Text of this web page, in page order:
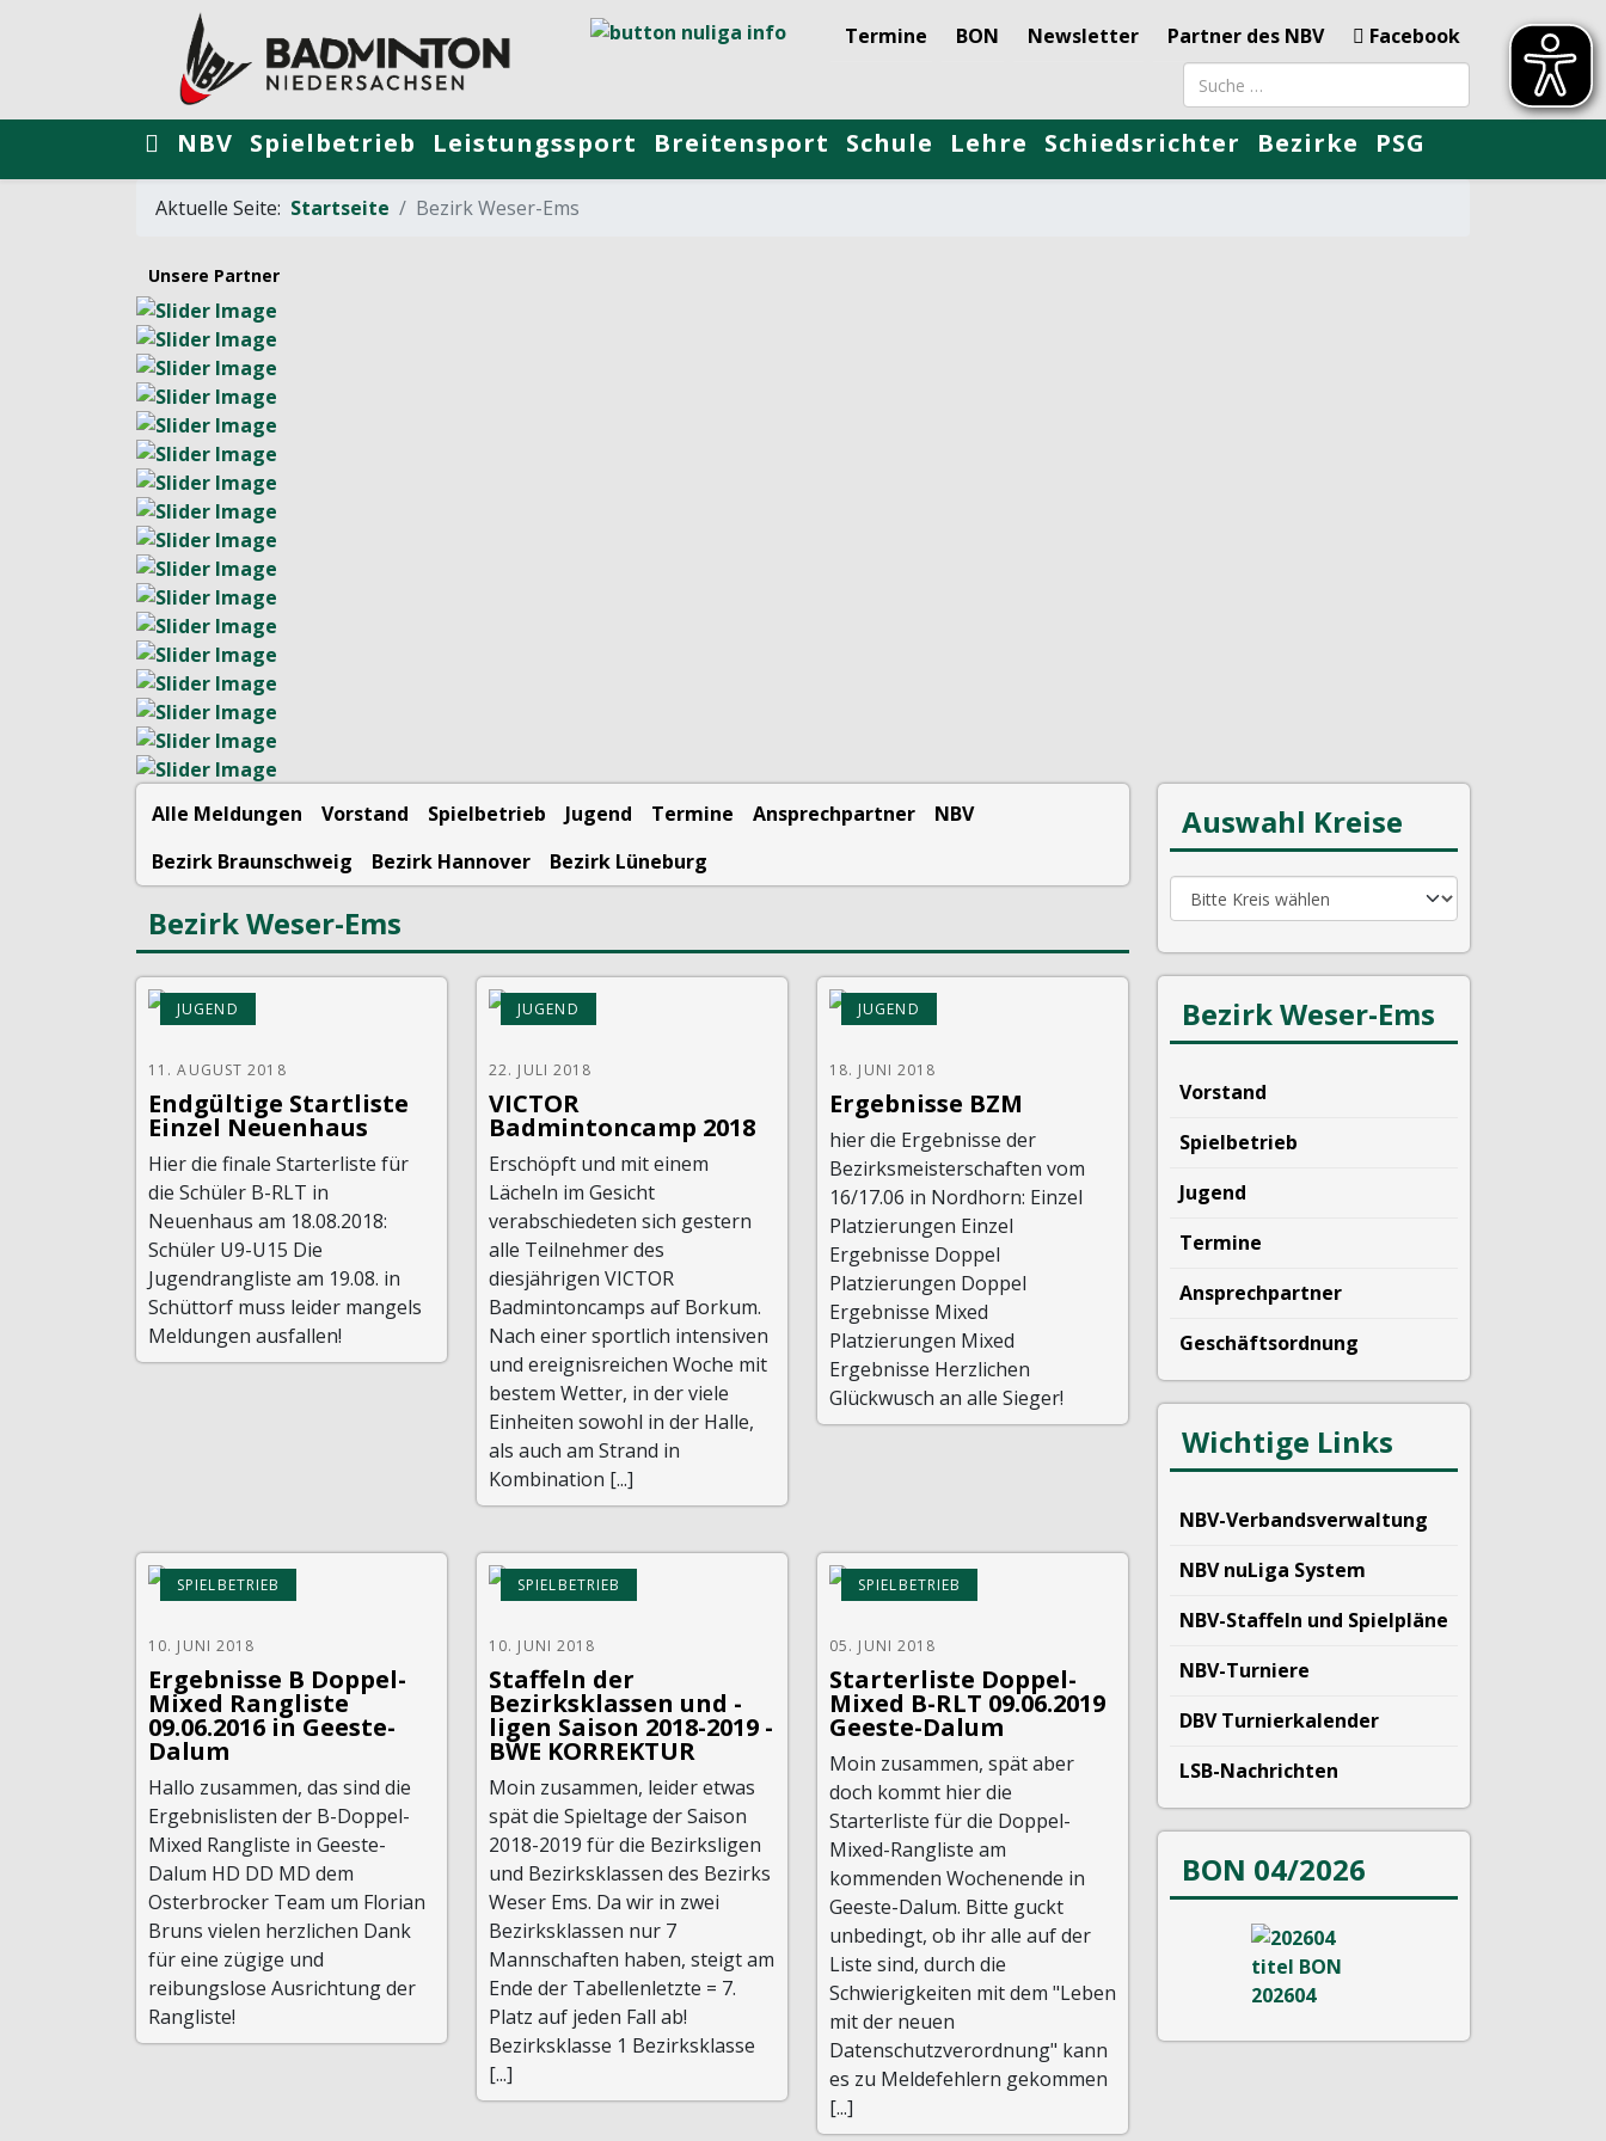
Termine BON Newsletter Partner des NBV
Facebook
Suchbegriff
NBV Spielbetrieb Leistungssport Breitensport Schule Lehre Schiedsrichter Bezirke PSG
Aktuelle Seite: Startseite Bezirk Weser-Ems
Unsere Partner
Alle Meldungen Vorstand Spielbetrieb Jugend Termine Ansprechpartner
NBV
Bezirk Braunschweig
Bezirk Hannover Bezirk Lüneburg
Bezirk Weser-Ems
JUGEND
11. AUGUST 2018
Endgültige Startliste
Einzel Neuenhaus
Hier die finale Starterliste für
die Schüler B-RLT in
Neuenhaus am 18.08.2018:
Schüler U9-U15 Die
Jugendrangliste am 19.08. in
Schüttorf muss leider mangels
Meldungen ausfallen!
JUGEND
22. JULI 2018
VICTOR
Badmintoncamp 2018
Erschöpft und mit einem
Lächeln im Gesicht
verabschiedeten sich gestern
alle Teilnehmer des
diesjährigen VICTOR
Badmintoncamps auf Borkum.
Nach einer sportlich intensiven
und ereignisreichen Woche mit
bestem Wetter, in der viele
Einheiten sowohl in der Halle,
als auch am Strand in
Kombination [...]
JUGEND
18. JUNI 2018
Ergebnisse BZM
hier die Ergebnisse der
Bezirksmeisterschaften vom
16/17.06 in Nordhorn: Einzel
Platzierungen Einzel
Ergebnisse Doppel
Platzierungen Doppel
Ergebnisse Mixed
Platzierungen Mixed
Ergebnisse Herzlichen
Glückwusch an alle Sieger!
SPIELBETRIEB
10. JUNI 2018
Ergebnisse B Doppel-
Mixed Rangliste
09.06.2016 in Geeste-
Dalum
Hallo zusammen, das sind die
Ergebnislisten der B-Doppel-
Mixed Rangliste in Geeste-
Dalum HD DD MD dem
Osterbrocker Team um Florian
Bruns vielen herzlichen Dank
für eine zügige und
reibungslose Ausrichtung der
Rangliste!
SPIELBETRIEB
10. JUNI 2018
Staffeln der
Bezirksklassen und -
ligen Saison 2018-2019 -
BWE KORREKTUR
Moin zusammen, leider etwas
spät die Spieltage der Saison
2018-2019 für die Bezirksligen
und Bezirksklassen des Bezirks
Weser Ems. Da wir in zwei
Bezirksklassen nur 7
Mannschaften haben, steigt am
Ende der Tabellenletzte = 7.
Platz auf jeden Fall ab!
Bezirksklasse 1 Bezirksklasse
[...]
SPIELBETRIEB
05. JUNI 2018
Starterliste Doppel-
Mixed B-RLT 09.06.2019
Geeste-Dalum
Moin zusammen, spät aber
doch kommt hier die
Starterliste für die Doppel-
Mixed-Rangliste am
kommenden Wochenende in
Geeste-Dalum. Bitte guckt
unbedingt, ob ihr alle auf der
Liste sind, durch die
Schwierigkeiten mit dem "Leben
mit der neuen
Datenschutzverordnung" kann
es zu Meldefehlern gekommen
[...]
Auswahl Kreise
Bezirk Weser-Ems
Vorstand
Spielbetrieb
Jugend
Termine
Ansprechpartner
Geschäftsordnung
Wichtige Links
NBV-Verbandsverwaltung
NBV nuLiga System
NBV-Staffeln und Spielpläne
NBV-Turniere
DBV Turnierkalender
LSB-Nachrichten
BON 04/2026